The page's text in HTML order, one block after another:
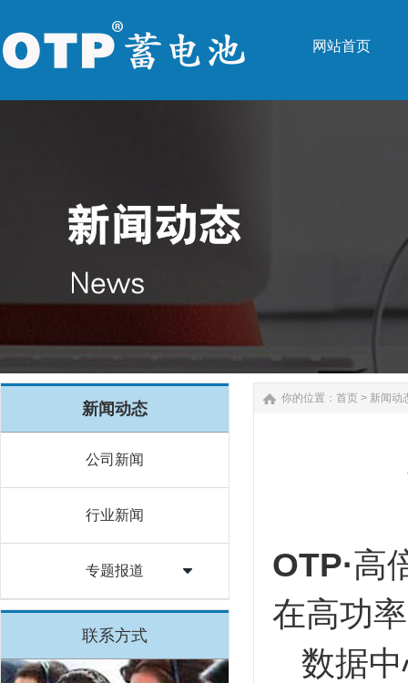
网站首页
新闻动态
公司新闻
行业新闻
专题报道
联系方式
你的位置： 首页 > 新闻动
OTP·高
在高功
数据